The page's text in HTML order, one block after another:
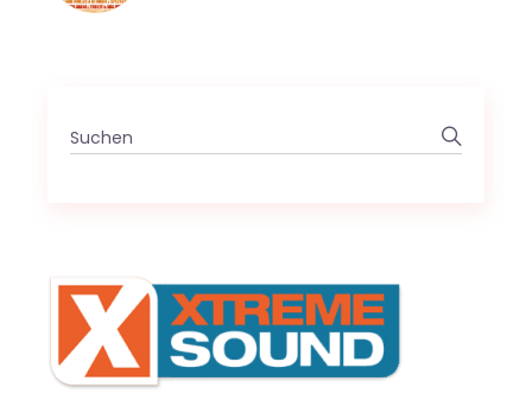
Search
for: